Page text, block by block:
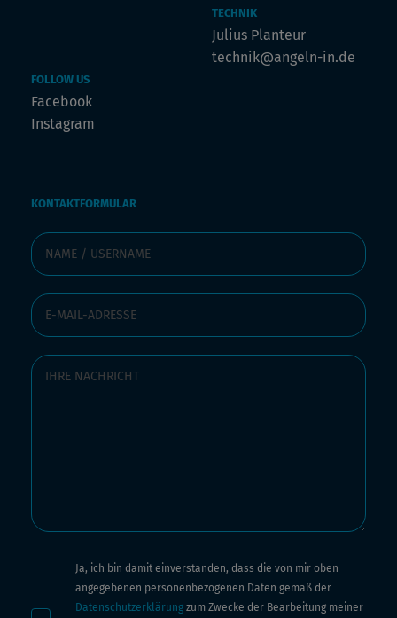
TECHNIK
Julius Planteur
technik@angeln-in.de
FOLLOW US
Facebook
Instagram
KONTAKTFORMULAR
Ja, ich bin damit einverstanden, dass die von mir oben
angegebenen personenbezogenen Daten gemäß der
Datenschutzerklärung zum Zwecke der Bearbeitung meiner